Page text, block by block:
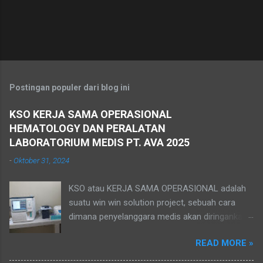
Postingan populer dari blog ini
KSO KERJA SAMA OPERASIONAL
HEMATOLOGY DAN PERALATAN
LABORATORIUM MEDIS PT. AVA 2025
-Oktober 31, 2024
KSO atau KERJA SAMA OPERASIONAL adalah
suatu win win solution project, sebuah cara
dimana penyelanggara medis akan diringankan
pembuatan lab memerlukan cost yang cukup
besar. Dengan bekerjasama dengan pihak
READ MORE »